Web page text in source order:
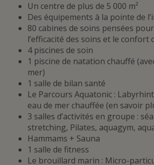
Un centre de plus de 5 000 m²
Des équipements à la pointe de
80 cabines de soins pensées
l’efficacité des soins et le confort
4 piscines de soin
1 piscine de natation chauffé
mer)
1 salle de bilan santé
Le Parcours Aquatonic :
eau de mer chauffée (en savoir
3 salles d’activités en groupe :
stretching, Pilates, aquagym,
Hammams + Sauna
1 salle de fitness
Le brouillard marin : Micro-